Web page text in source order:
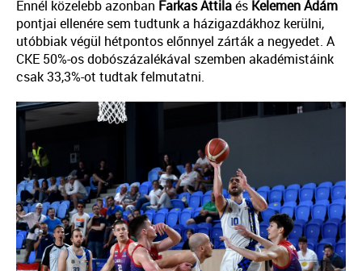
Ennél közelebb azonban FarkasAttilaés KelemenÁdám
pontjai ellenére sem tudtunk a házigazdákhoz kerülni,
utóbbiak végül hétpontos előnnyel zárták a negyedet. A
CKE 50%-os dobószázalékával szemben akadémistáink
csak 33,3%-ot tudtak felmutatni.